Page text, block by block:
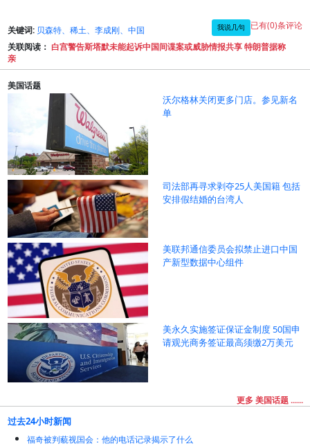
关键词: 贝森特、稀土、李成刚、中国 我说几句 已有(0)条评论
关联阅读： 白宫警告斯塔默未能起诉中国间谍案或威胁情报共享 特朗普据称
亲
美国话题
沃尔格林关闭更多门店。参见新名
单
司法部再寻求剥夺25人美国籍 包括
安排假结婚的台湾人
美联邦通信委员会拟禁止进口中国
产新型数据中心组件
美永久实施签证保证金制度 50国申
请观光商务签证最高须缴2万美元
更多 美国话题 ......
过去24小时新闻
福奇被判藐视国会：他的电话记录揭示了什么